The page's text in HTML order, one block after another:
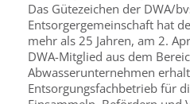
Das Gütezeichen der DWA/
Entsorgergemeinschaft hat
mehr als 25 Jahren, am 2.
DWA-Mitglied aus dem
Abwasserunternehmen
Entsorgungsfachbetrieb für